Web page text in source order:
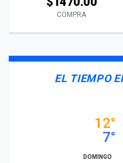
COMPRA
EL TIEMPO